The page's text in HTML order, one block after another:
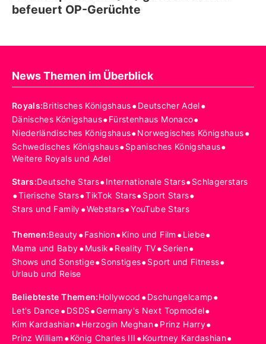
befeuert OP-Gerüchte
News Themen im Überblick
Royals:Britisches Königshaus•Deutscher Adel•
Dänisches Königshaus•Fürstenhaus Monaco•
Niederländisches Königshaus•Norwegisches Königshaus•
Schwedisches Königshaus•Spanisches Königshaus•
Weitere Royals und Adel
Stars:Deutsche Stars•Internationale Stars•Schlagerstars
•Tierische Stars•TikTok Stars•Sport Stars•
Stars und Family•Webstars•YouTube Stars
Themen:Beauty•Fashion•Kino und Film •Liebe•
Mama und Baby•Musik•Reality TV•Serien•
Shows und Sonstige•Sonstiges•Sport und Fitness•
Urlaub und Reise
Beliebteste Themen:Hollywood •Dschungelcamp•
Let's Dance•DSDS•Germany's Next Topmodel•
Kim Kardashian•Herzogin Meghan•Prinz Harry•
Prinz William •König Charles III •Kourtney Kardashian•